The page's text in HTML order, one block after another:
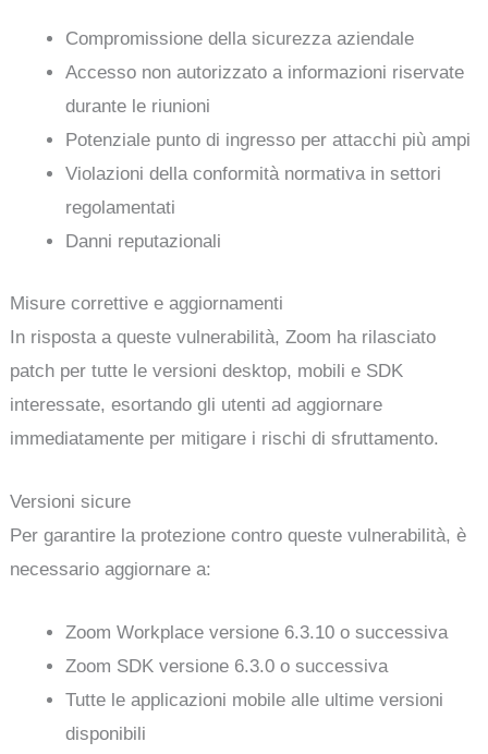
Compromissione della sicurezza aziendale
Accesso non autorizzato a informazioni riservate
durante le riunioni
Potenziale punto di ingresso per attacchi più ampi
Violazioni della conformità normativa in settori
regolamentati
Danni reputazionali
Misure correttive e aggiornamenti
In risposta a queste vulnerabilità, Zoom ha rilasciato
patch per tutte le versioni desktop, mobili e SDK
interessate, esortando gli utenti ad aggiornare
immediatamente per mitigare i rischi di sfruttamento.
Versioni sicure
Per garantire la protezione contro queste vulnerabilità, è
necessario aggiornare a:
Zoom Workplace versione 6.3.10 o successiva
Zoom SDK versione 6.3.0 o successiva
Tutte le applicazioni mobile alle ultime versioni
disponibili